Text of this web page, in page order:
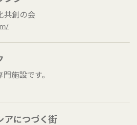
共創の会
施設です。
アにつづく街